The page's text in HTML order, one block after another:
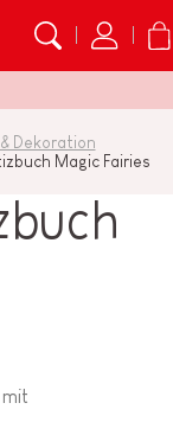
Dekoration
Magic Fairies